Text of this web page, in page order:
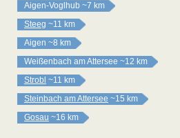
Aigen-Voglhub ~7 km
Steeg ~11 km
Aigen ~8 km
Weißenbach am Attersee ~12 km
Strobl ~11 km
Steinbach am Attersee ~15 km
Gosau ~16 km